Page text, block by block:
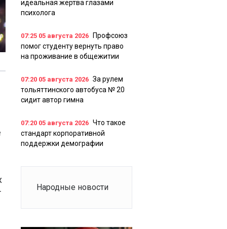
идеальная жертва глазами
психолога
07:25 05 августа 2026
Профсоюз
помог студенту вернуть право
на проживание в общежитии
07:20 05 августа 2026 За рулем
тольяттинского автобуса № 20
сидит автор гимна
07:20 05 августа 2026 Что такое
стандарт корпоративной
поддержки демографии
Народные новости